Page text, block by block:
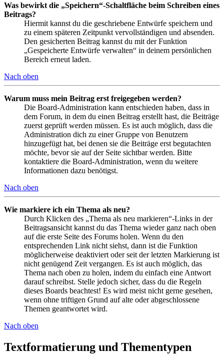
Was bewirkt die „Speichern“-Schaltfläche beim Schreiben eines
Beitrags?
Hiermit kannst du die geschriebene Entwürfe speichern und
zu einem späteren Zeitpunkt vervollständigen und absenden.
Den gesicherten Beitrag kannst du mit der Funktion
„Gespeicherte Entwürfe verwalten“ in deinem persönlichen
Bereich erneut laden.
Nach oben
Warum muss mein Beitrag erst freigegeben werden?
Die Board-Administration kann entschieden haben, dass in
dem Forum, in dem du einen Beitrag erstellt hast, die Beiträge
zuerst geprüft werden müssen. Es ist auch möglich, dass die
Administration dich zu einer Gruppe von Benutzern
hinzugefügt hat, bei denen sie die Beiträge erst begutachten
möchte, bevor sie auf der Seite sichtbar werden. Bitte
kontaktiere die Board-Administration, wenn du weitere
Informationen dazu benötigst.
Nach oben
Wie markiere ich ein Thema als neu?
Durch Klicken des „Thema als neu markieren“-Links in der
Beitragsansicht kannst du das Thema wieder ganz nach oben
auf die erste Seite des Forums holen. Wenn du den
entsprechenden Link nicht siehst, dann ist die Funktion
möglicherweise deaktiviert oder seit der letzten Markierung ist
nicht genügend Zeit vergangen. Es ist auch möglich, das
Thema nach oben zu holen, indem du einfach eine Antwort
darauf schreibst. Stelle jedoch sicher, dass du die Regeln
dieses Boards beachtest! Es wird meist nicht gerne gesehen,
wenn ohne triftigen Grund auf alte oder abgeschlossene
Themen geantwortet wird.
Nach oben
Textformatierung und Thementypen